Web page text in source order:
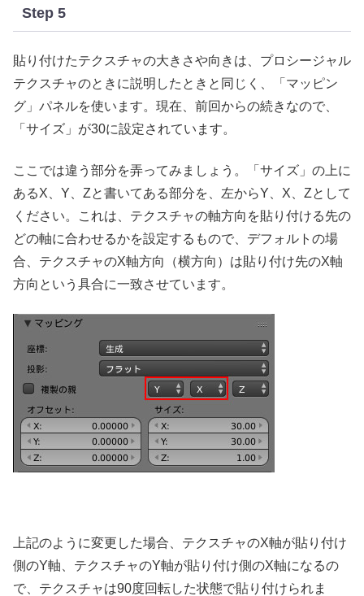
Step 5
貼り付けたテクスチャの大きさや向きは、プロシージャル
テクスチャのときに説明したときと同じく、「マッピン
グ」パネルを使います。現在、前回からの続きなので、
「サイズ」が30に設定されています。
ここでは違う部分を弄ってみましょう。「サイズ」の上に
あるX、Y、Zと書いてある部分を、左からY、X、Zとして
ください。これは、テクスチャの軸方向を貼り付ける先の
どの軸に合わせるかを設定するもので、デフォルトの場
合、テクスチャのX軸方向（横方向）は貼り付け先のX軸
方向という具合に一致させています。
上記のように変更した場合、テクスチャのX軸が貼り付け
側のY軸、テクスチャのY軸が貼り付け側のX軸になるの
で、テクスチャは90度回転した状態で貼り付けられま